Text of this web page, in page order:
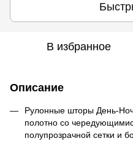
В избранное
Описание
Рулонные шторы День-
полотно со
полупрозрачной сетки и